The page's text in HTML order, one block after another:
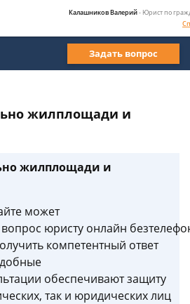
Калашников Валерий- Юрист по
Задать вопрос
жилплощади и
жилплощади и
может
юристу онлайн
компетентный ответ
обеспечивают защиту
так и юридических лиц